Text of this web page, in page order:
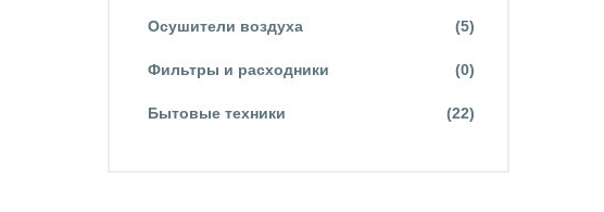
Осушители воздуха (5)
Фильтры и расходники (0)
Бытовые техники (22)